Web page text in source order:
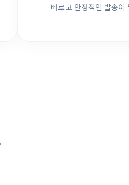
빠르고 안정적인 발송이